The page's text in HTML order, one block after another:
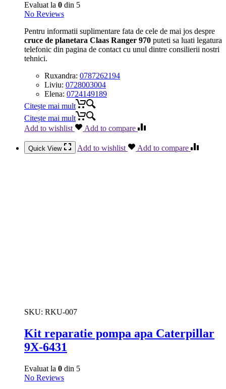
Evaluat la 0 din 5
No Reviews
Pentru informatii suplimentare fata de cele de mai jos despre
cruce de planetara Claas Ranger 970 puteti sa luati legatura
telefonic din pagina de contact cu unul dintre consilierii nostri
tehnici.
Ruxandra: 0787262194
Liviu: 0728003004
Elena: 0724149189
Citește mai mult
Citește mai mult
Add to wishlist
Add to compare
Quick View Add to wishlist Add to compare
SKU: RKU-007
Kit reparatie pompa apa Caterpillar
9X-6431
Evaluat la 0 din 5
No Reviews